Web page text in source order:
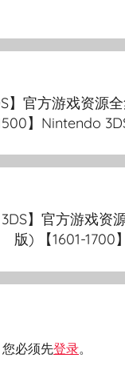
】官方游戏资源
】Nintendo
】官方游戏资
版) 【1601-1700
必须先登录。